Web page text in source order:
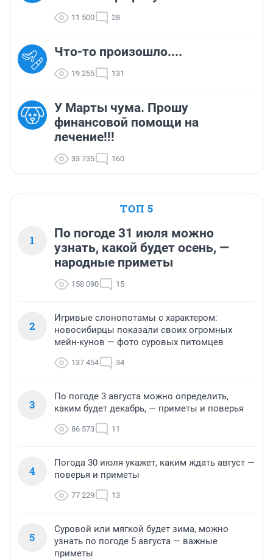
11 500 28
Что-то произошло....
19 255 131
У Марты чума. Прошу
финансовой помощи на
лечение!!!
33 735 160
ТОП 5
1
По погоде 31 июля можно
узнать, какой будет осень, —
народные приметы
158 090 15
2
Игривые слонопотамы с характером:
новосибирцы показали своих огромных
мейн-кунов — фото суровых питомцев
137 454 34
3
По погоде 3 августа можно определить,
каким будет декабрь, — приметы и поверья
86 573 11
4
Погода 30 июля укажет, каким ждать август —
поверья и приметы
77 229 13
5
Суровой или мягкой будет зима, можно
узнать по погоде 5 августа — важные
приметы